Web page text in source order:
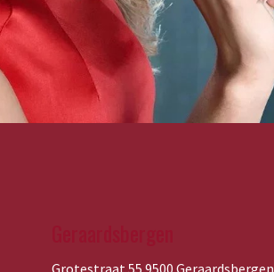
Grotestraat 55 9500 Geraardsbergen